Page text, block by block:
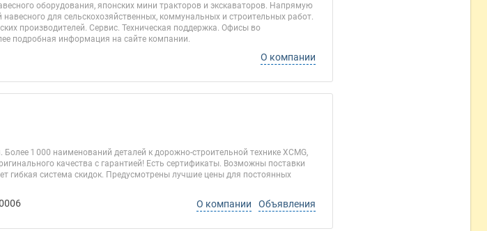
оборудования, японских мини тракторов и экскаваторов. Напрямую
для сельскохозяйственных, коммунальных и строительных работ.
производителей. Сервис. Техническая поддержка. Офисы во
подробная информация на сайте компании.
О компании
1 000 наименований деталей к дорожно-строительной технике XCMG,
качества с гарантией! Есть сертификаты. Возможны поставки
гибкая система скидок. Предусмотрены лучшие цены для постоянных
О компании Объявления